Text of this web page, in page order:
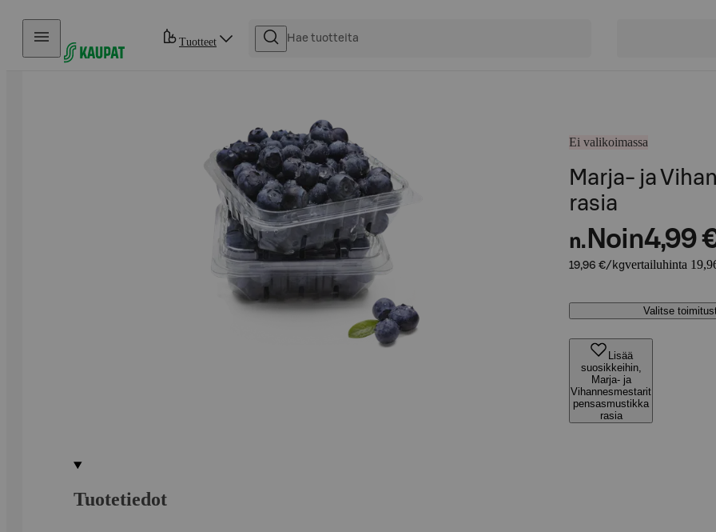
Hyppää sisältöön
Tuotteet
Ei valikoimassa
Marja- ja
rasia
n. Noin4,99
19,96 €/kgvertailuhinta
Valitse
Lisää
suosikkeihin,
Marja- ja
Vihannesmestarit
pensasmustikka
rasia
Tuotetiedot